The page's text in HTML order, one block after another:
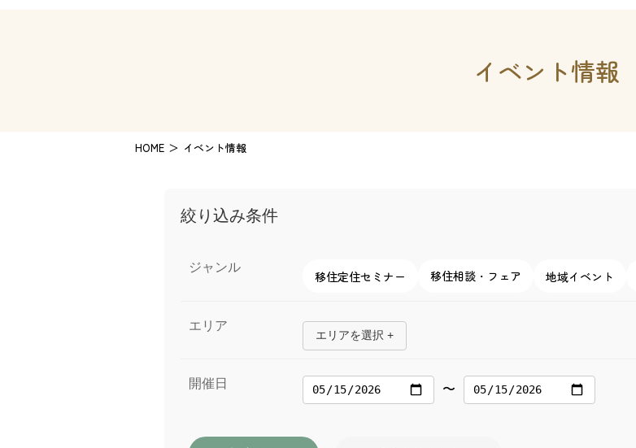
イベント情報
HOME イベント情報
絞り込み条件
ジャンル
移住定住セミナー 移住相談・フェア 地域イベント
エリア
エリアを選択 +
開催日 〜